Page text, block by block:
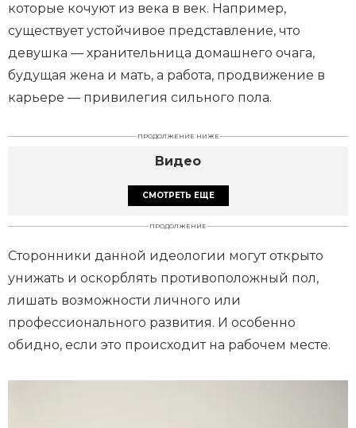
которые кочуют из века в век. Например,
существует устойчивое представление, что
девушка — хранительница домашнего очага,
будущая жена и мать, а работа, продвижение в
карьере — привилегия сильного пола.
ПРОДОЛЖЕНИЕ НИЖЕ
Видео
СМОТРЕТЬ ЕЩЕ
ПРОДОЛЖЕНИЕ
Сторонники данной идеологии могут открыто
унижать и оскорблять противоположный пол,
лишать возможности личного или
профессионального развития. И особенно
обидно, если это происходит на рабочем месте.